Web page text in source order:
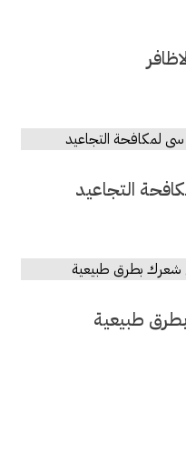
التجاعيد
طبيعية